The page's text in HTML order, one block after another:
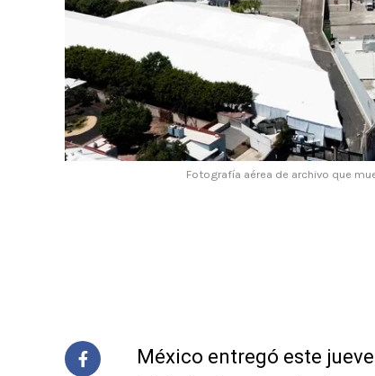
Fotografía aérea de archivo que
México entregó este